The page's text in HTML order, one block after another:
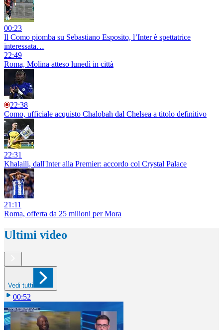
00:23
Il Como piomba su Sebastiano Esposito, l’Inter è spettatrice
interessata…
22:49
Roma, Molina atteso lunedì in città
22:38
Como, ufficiale acquisto Chalobah dal Chelsea a titolo definitivo
22:31
Khalaili, dall'Inter alla Premier: accordo col Crystal Palace
21:11
Roma, offerta da 25 milioni per Mora
Ultimi video
Vedi tutti
00:52